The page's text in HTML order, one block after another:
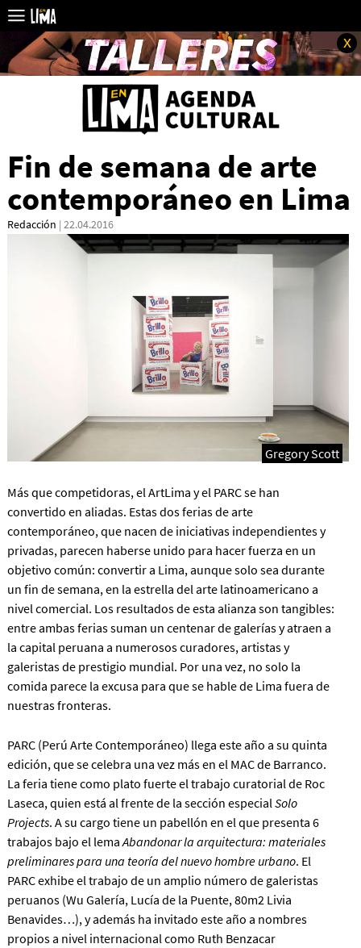
x
Fin de semana de arte
contemporáneo en Lima
Redacción | 22.04.2016
Gregory Scott
Más que competidoras, el ArtLima y el PARC se han
convertido en aliadas. Estas dos ferias de arte
contemporáneo, que nacen de iniciativas independientes y
privadas, parecen haberse unido para hacer fuerza en un
objetivo común: convertir a Lima, aunque solo sea durante
un fin de semana, en la estrella del arte latinoamericano a
nivel comercial. Los resultados de esta alianza son tangibles:
entre ambas ferias suman un centenar de galerías y atraen a
la capital peruana a numerosos curadores, artistas y
galeristas de prestigio mundial. Por una vez, no solo la
comida parece la excusa para que se hable de Lima fuera de
nuestras fronteras.
PARC (Perú Arte Contemporáneo) llega este año a su quinta
edición, que se celebra una vez más en el MAC de Barranco.
La feria tiene como plato fuerte el trabajo curatorial de Roc
Laseca, quien está al frente de la sección especialSolo
Projects. A su cargo tiene un pabellón en el que presenta 6
trabajos bajo el lemaAbandonar la arquitectura: materiales
preliminares para una teoría del nuevo hombre urbano. El
PARC exhibe el trabajo de un amplio número de galeristas
peruanos (Wu Galería, Lucía de la Puente, 80m2 Livia
Benavides…), y además ha invitado este año a nombres
propios a nivel internacional como Ruth Benzacar